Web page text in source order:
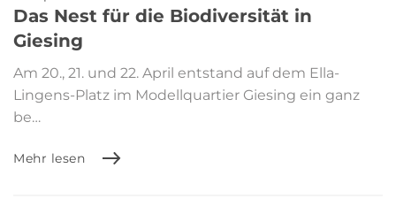
Das Nest für die Biodiversität in
Giesing
Am 20., 21. und 22. April entstand auf dem Ella-
Lingens-Platz im Modellquartier Giesing ein ganz
be…
Mehr lesen